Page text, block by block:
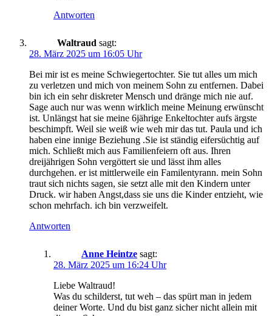
Antworten
Waltraud sagt:
28. März 2025 um 16:05 Uhr
Bei mir ist es meine Schwiegertochter. Sie tut alles um mich
zu verletzen und mich von meinem Sohn zu entfernen. Dabei
bin ich ein sehr diskreter Mensch und dränge mich nie auf.
Sage auch nur was wenn wirklich meine Meinung erwünscht
ist. Unlängst hat sie meine 6jährige Enkeltochter aufs ärgste
beschimpft. Weil sie weiß wie weh mir das tut. Paula und ich
haben eine innige Beziehung .Sie ist ständig eifersüchtig auf
mich. Schließt mich aus Familienfeiern oft aus. Ihren
dreijährigen Sohn vergöttert sie und lässt ihm alles
durchgehen. er ist mittlerweile ein Familentyrann. mein Sohn
traut sich nichts sagen, sie setzt alle mit den Kindern unter
Druck. wir haben Angst,dass sie uns die Kinder entzieht, wie
schon mehrfach. ich bin verzweifelt.
Antworten
Anne Heintze sagt:
28. März 2025 um 16:24 Uhr
Liebe Waltraud!
Was du schilderst, tut weh – das spürt man in jedem
deiner Worte. Und du bist ganz sicher nicht allein mit